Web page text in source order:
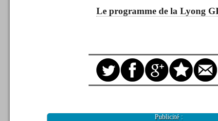
Le programme de la Lyong
Publicité :